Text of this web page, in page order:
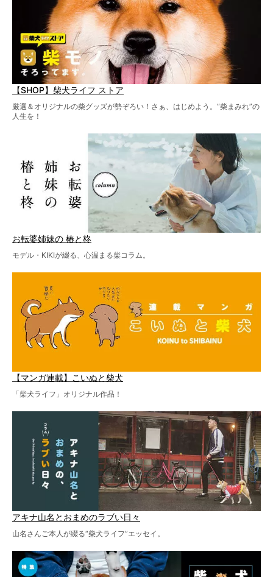
【SHOP】柴犬ライフ ストア
厳選＆オリジナルの柴グッズが勢ぞろい！さぁ、はじめよう。“柴まみれ”の
人生を！
お転婆姉妹の 椿と柊
モデル・KIKIが綴る、心温まる柴コラム。
【マンガ連載】こいぬと柴犬
「柴犬ライフ」オリジナル作品！
アキナ山名とおまめのラブい日々
山名さんご本人が綴る“柴犬ライフ”エッセイ。